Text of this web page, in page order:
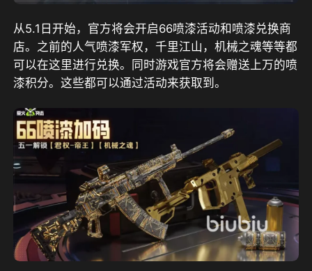
从5.1日开始，官方将会开启66喷漆活动和喷漆兑换商
店。之前的人气喷漆军权，千里江山，机械之魂等等都
可以在这里进行兑换。同时游戏官方将会赠送上万的喷
漆积分。这些都可以通过活动来获取到。